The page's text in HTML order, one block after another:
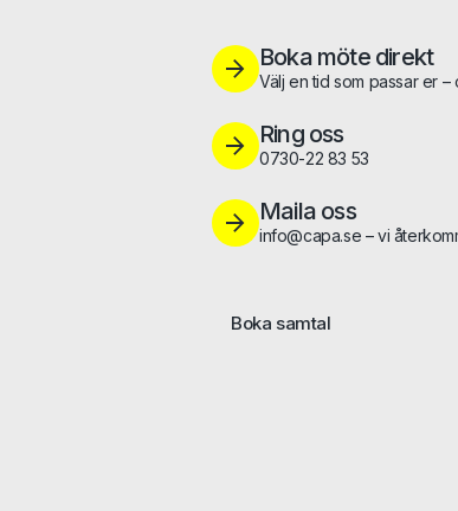
Boka möte direkt
Välj en tid som passar er –
Ring oss
0730-22 83 53
Maila oss
info@capa.se – vi
Boka samtal